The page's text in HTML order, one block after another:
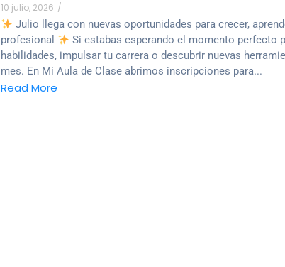
10 julio, 2026 /
Julio llega con nuevas oportunidades para crecer,
profesional
Si estabas esperando el momento perfecto
habilidades, impulsar tu carrera o descubrir nuevas
mes. En Mi Aula de Clase abrimos inscripciones para...
Read More